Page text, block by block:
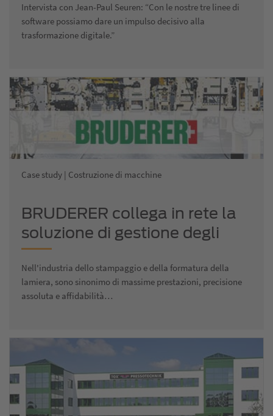
Intervista con Jean-Paul Seuren: “Con le nostre tre linee di
software possiamo dare un impulso decisivo alla
trasformazione digitale.”
Case study | Costruzione di macchine
BRUDERER collega in rete la
soluzione di gestione degli
utensili con le macchine di
produzione
Nell'industria dello stampaggio e della formatura della
lamiera, sono sinonimo di massime prestazioni, precisione
assoluta e affidabilità…